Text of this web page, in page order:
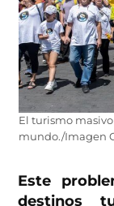
El turismo
mundo./Imagen
Este
destinos